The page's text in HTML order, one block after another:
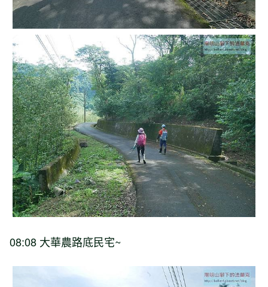
08:08 大華農路底民宅~